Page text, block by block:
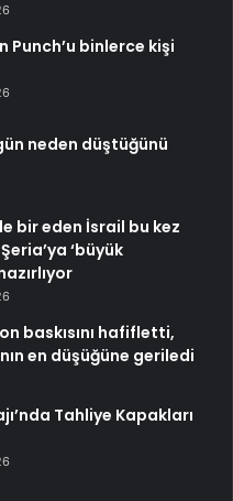
Punch’u binlerce kişi
neden düştüğünü
bir eden İsrail bu kez
‘büyük
baskısını hafifletti,
en düşüğüne geriledi
Tahliye Kapakları